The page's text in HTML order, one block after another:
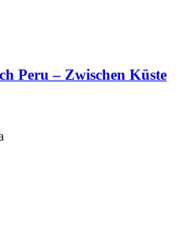
Peru – Zwischen Küste